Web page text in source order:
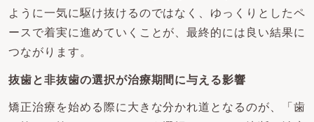
ように一気に駆け抜けるのではなく、ゆっくりとしたペ
ースで着実に進めていくことが、最終的には良い結果に
つながります。
抜歯と非抜歯の選択が治療期間に与える影響
矯正治療を始める際に大きな分かれ道となるのが、「歯